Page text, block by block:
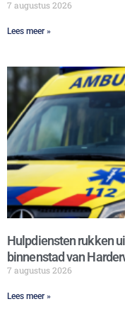
7 augustus 2026
Lees meer »
Hulpdiensten rukken
binnenstad van
7 augustus 2026
Lees meer »